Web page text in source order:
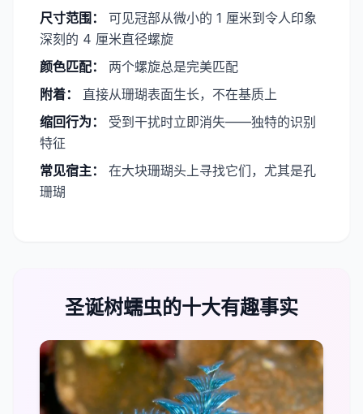
​尺寸范围：
可见冠部从微小的 1 厘米到令人印象
深刻的 4 厘米直径螺旋
​颜色匹配：
两个螺旋总是完美匹配
​附着：
直接从珊瑚表面生长，不在基质上
​缩回行为：
受到干扰时立即消失——独特的识别
特征
​常见宿主：
在大块珊瑚头上寻找它们，尤其是孔
珊瑚
圣诞树蠕虫的十大有趣事实